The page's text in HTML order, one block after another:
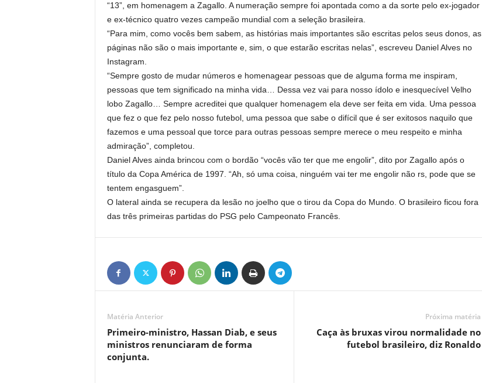
“13”, em homenagem a Zagallo. A numeração sempre foi apontada como a da sorte pelo ex-jogador
e ex-técnico quatro vezes campeão mundial com a seleção brasileira.
“Para mim, como vocês bem sabem, as histórias mais importantes são escritas pelos seus donos, as
páginas não são o mais importante e, sim, o que estarão escritas nelas”, escreveu Daniel Alves no
Instagram.
“Sempre gosto de mudar números e homenagear pessoas que de alguma forma me inspiram,
pessoas que tem significado na minha vida… Dessa vez vai para nosso ídolo e inesquecível Velho
lobo Zagallo… Sempre acreditei que qualquer homenagem ela deve ser feita em vida. Uma pessoa
que fez o que fez pelo nosso futebol, uma pessoa que sabe o difícil que é ser exitosos naquilo que
fazemos e uma pessoal que torce para outras pessoas sempre merece o meu respeito e minha
admiração”, completou.
Daniel Alves ainda brincou com o bordão “vocês vão ter que me engolir”, dito por Zagallo após o
título da Copa América de 1997. “Ah, só uma coisa, ninguém vai ter me engolir não rs, pode que se
tentem engasguem”.
O lateral ainda se recupera da lesão no joelho que o tirou da Copa do Mundo. O brasileiro ficou fora
das três primeiras partidas do PSG pelo Campeonato Francês.
Matéria Anterior
Primeiro-ministro, Hassan Diab, e seus
ministros renunciaram de forma
conjunta.
Próxima matéria
Caça às bruxas virou normalidade no
futebol brasileiro, diz Ronaldo